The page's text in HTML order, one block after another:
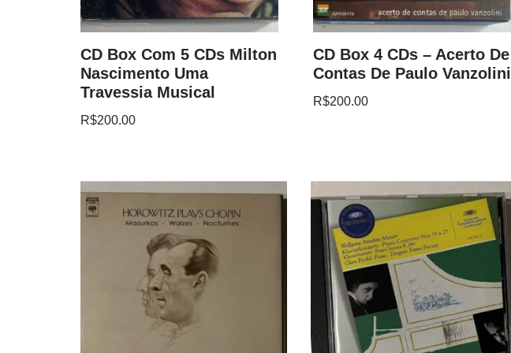
CD Box Com 5 CDs Milton
Nascimento Uma
Travessia Musical
R$200.00
CD Box 4 CDs – Acerto De
Contas De Paulo Vanzolini
R$200.00